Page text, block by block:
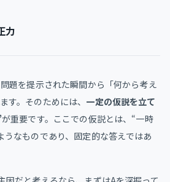
力
題を提示された瞬間から「何から考え
す。そのためには、 一定の仮説を立て
が重要です。ここでの仮説とは、“一時
うなものであり、固定的な答えではあ